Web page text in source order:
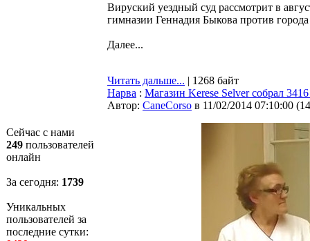
Сейчас с нами
249 пользователей
онлайн
За сегодня: 1739
Уникальных
пользователей за
последние сутки:
Вируский уездный суд рассмотрит в
гимназии Геннадия Быкова против
Далее...
Читать дальше... | 1268 байт
Нарва : Магазин Kerese Selver собрал
Автор: CaneCorso в 11/02/2014 07:10:00 (